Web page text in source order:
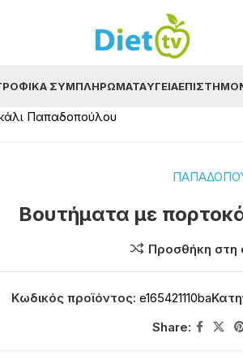
ΣΥΜΠΛΗΡΏΜΑΤΑΥΓΕΊΑ
Παπαδοπούλου
Βουτήματα με
Προσθήκη στη
Κωδικός προϊόντος: e165421110ba
Share: